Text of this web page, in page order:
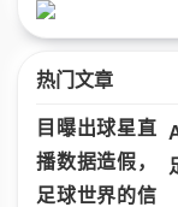
热门文章